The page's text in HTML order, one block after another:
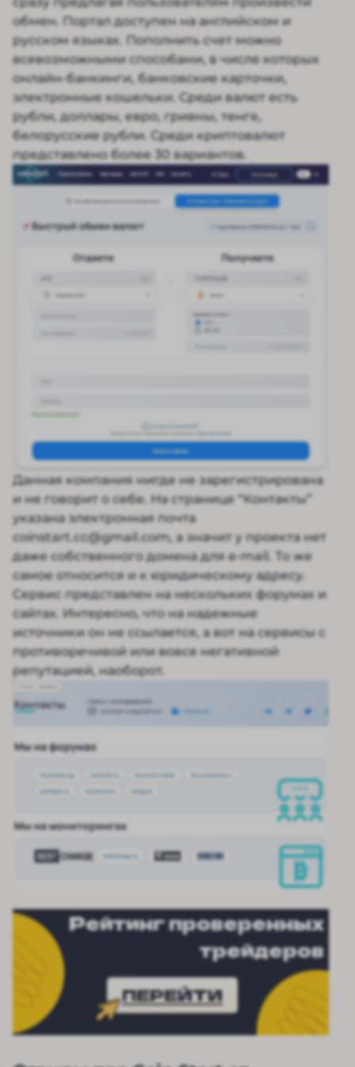
обмен. Портал доступен на английском и
русском языках. Пополнить счет можно
всевозможными способами, в числе которых
онлайн-банкинги, банковские карточки,
электронные кошельки. Среди валют есть
рубли, доллары, евро, гривны, тенге,
белорусские рубли. Среди криптовалют
представлено более 30 вариантов.
Данная компания нигде не зарегистрирована
и не говорит о себе. На странице “Контакты”
указана электронная почта
coinstart.cc@gmail.com, а значит у проекта нет
даже собственного домена для e-mail. То же
самое относится и к юридическому адресу.
Сервис представлен на нескольких форумах и
сайтах. Интересно, что на надежные
источники он не ссылается, а вот на сервисы с
противоречивой или вовсе негативной
репутацией, наоборот.
Рейтинг проверенных
трейдеров
ПЕРЕЙТИ